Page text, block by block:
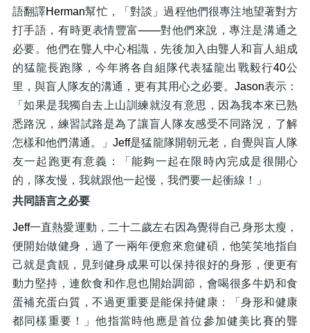
語翻譯Herman幫忙，「對談」過程他們很專注地望著對方
打手語，有時更表情豐富——對他們來說，專注是溝通之
必要。他們在聾人中心相識，先後加入由聾人和盲人組成
的猛龍長跑隊，今年將各自組隊代表猛龍出戰毅行40公
里，與盲人隊友的溝通，更有其用心之必要。 Jason表示：
「如果是我獨自去上山訓練就沒有意思，因為我本來已熟
悉路況，練習試路是為了讓盲人隊友感受不同路況，了解
怎樣和他們溝通。」Jeff是猛龍隊開朝元老，自覺與盲人隊
友一起跑更有意義：「能夠一起在限時內完成是很開心
的，隊友慢，我就跟他一起慢，我們要一起衝線！」
共同語言之必要
Jeff一直熱愛運動，二十二歲左右因為覺得自己身形太瘦，
便開始做健身，過了一兩年便愈來愈健碩，他笑笑地指自
己就是貪靚，見到健身成果可以保持很好的身形，便更有
動力堅持，連飲食和作息也開始調節，會喝很多牛奶和食
蛋補充蛋白質，不過更重要是能保持健康：「身形和健康
都同樣重要！」他指當時他應是首位參加健美比賽的聾